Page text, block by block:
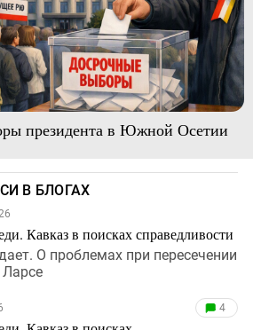
президента в Южной Осетии
В БЛОГАХ
Кавказ в поисках справедливости
О проблемах при пересечении
4